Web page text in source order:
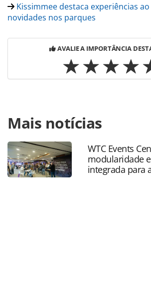
Kissimmee destaca experiências
novidades nos parques
AVALIE A IMPORTÂNCIA
https://www.panrotas.com.br/destinos/
tematicos/2021/08/sea-world-e-busch-
datas-para-novas-montanhas-
ferramentas oferecidas na página.
produzido pela PANROTAS Editora é
legislação brasileira sobre direito
Mais notícias
WTC Events
modularidade
integrada para